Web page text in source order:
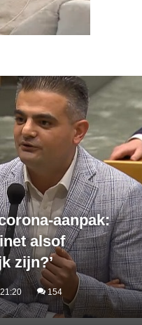
aanpak:
alsof
zijn?’
154